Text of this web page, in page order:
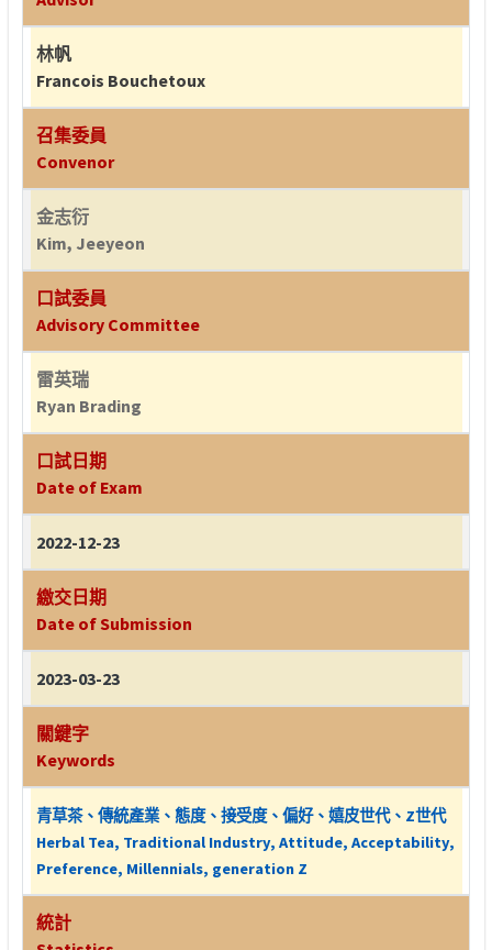
林帆
Francois Bouchetoux
召集委員
Convenor
金志衍
Kim, Jeeyeon
口試委員
Advisory Committee
雷英瑞
Ryan Brading
口試日期
Date of Exam
2022-12-23
繳交日期
Date of Submission
2023-03-23
關鍵字
Keywords
青草茶、傳統產業、態度、接受度、偏好、嬉皮世代、Z世代
Herbal Tea, Traditional Industry, Attitude, Acceptability,
Preference, Millennials, generation Z
統計